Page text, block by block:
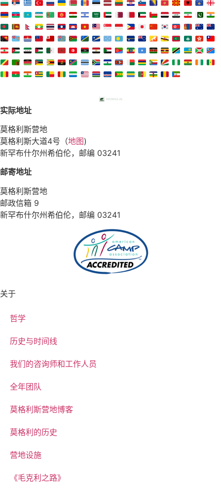
实际地址
莫格利斯营地
莫格利斯大道4号（地图)
新罕布什尔州希伯伦，邮编 03241
邮寄地址
莫格利斯营地
邮政信箱 9
新罕布什尔州希伯伦，邮编 03241
关于
哲学
历史与时间线
我们的咨询师和工作人员
全年团队
莫格利斯营地博客
莫格利的历史
营地设施
《毛克利之路》